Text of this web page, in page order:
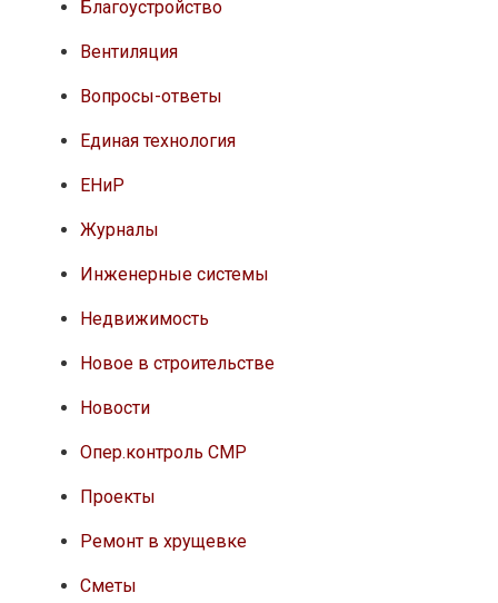
Благоустройство
Вентиляция
Вопросы-ответы
Единая технология
ЕНиР
Журналы
Инженерные системы
Недвижимость
Новое в строительстве
Новости
Опер.контроль СМР
Проекты
Ремонт в хрущевке
Сметы